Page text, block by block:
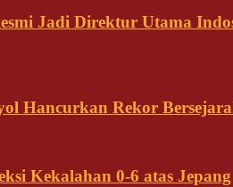
Jadi Direktur Utama
Hancurkan Rekor
Kekalahan 0-6 atas Jepang